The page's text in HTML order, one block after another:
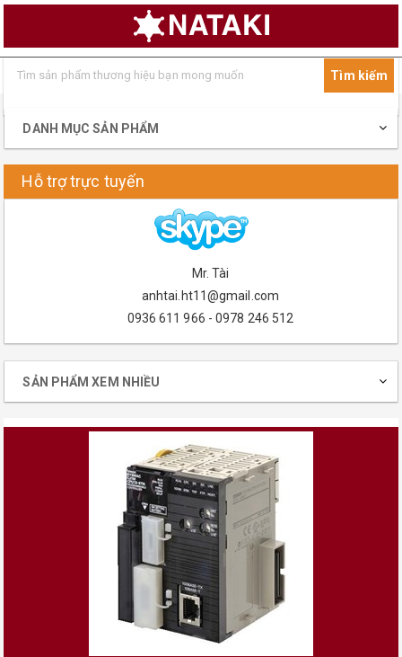
DANH MỤC SẢN PHẨM
Hỗ trợ trực tuyến
Mr. Tài
anhtai.ht11@gmail.com
0936 611 966 - 0978 246 512
SẢN PHẨM XEM NHIỀU